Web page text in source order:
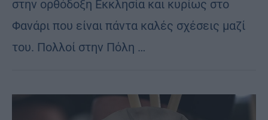
στην ορθόδοξη Εκκλησία και κυρίως στο
Φανάρι που είναι πάντα καλές σχέσεις μαζί
του. Πολλοί στην Πόλη …